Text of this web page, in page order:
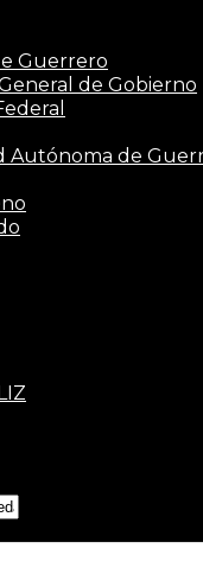
Guerrero
de Gobierno
Autónoma de